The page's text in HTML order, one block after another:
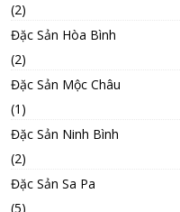
(2)
Đặc Sản Hòa Bình
(2)
Đặc Sản Mộc Châu
(1)
Đặc Sản Ninh Bình
(2)
Đặc Sản Sa Pa
(5)